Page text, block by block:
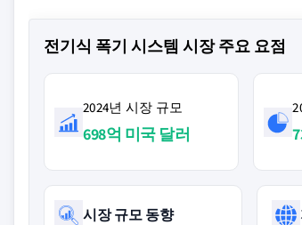
전기식 폭기 시스템 시장 주요 요점
2024년 시장 규모
698억 미국 달러
시장 규모 동향